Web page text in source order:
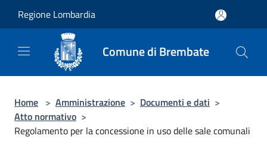
Regione Lombardia
Comune di Brembate
Home > Amministrazione > Documenti e dati >
Atto normativo >
Regolamento per la concessione in uso delle sale comunali